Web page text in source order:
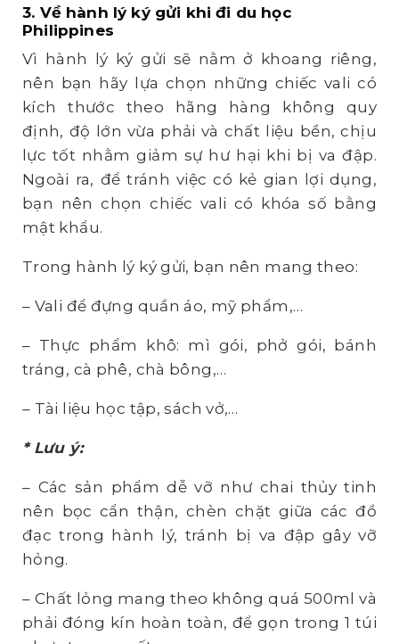
3. Về hành lý ký gửi khi đi du học
Philippines
Vì hành lý ký gửi sẽ nằm ở khoang riêng,
nên bạn hãy lựa chọn những chiếc vali có
kích thước theo hãng hàng không quy
định, độ lớn vừa phải và chất liệu bền, chịu
lực tốt nhằm giảm sự hư hại khi bị va đập.
Ngoài ra, để tránh việc có kẻ gian lợi dụng,
bạn nên chọn chiếc vali có khóa số bằng
mật khẩu.
Trong hành lý ký gửi, bạn nên mang theo:
– Vali để đựng quần áo, mỹ phẩm,…
– Thực phẩm khô: mì gói, phở gói, bánh
tráng, cà phê, chà bông,…
– Tài liệu học tập, sách vở,…
* Lưu ý:
– Các sản phẩm dễ vỡ như chai thủy tinh
nên bọc cẩn thận, chèn chặt giữa các đồ
đạc trong hành lý, tránh bị va đập gây vỡ
hỏng.
– Chất lỏng mang theo không quá 500ml và
phải đóng kín hoàn toàn, để gọn trong 1 túi